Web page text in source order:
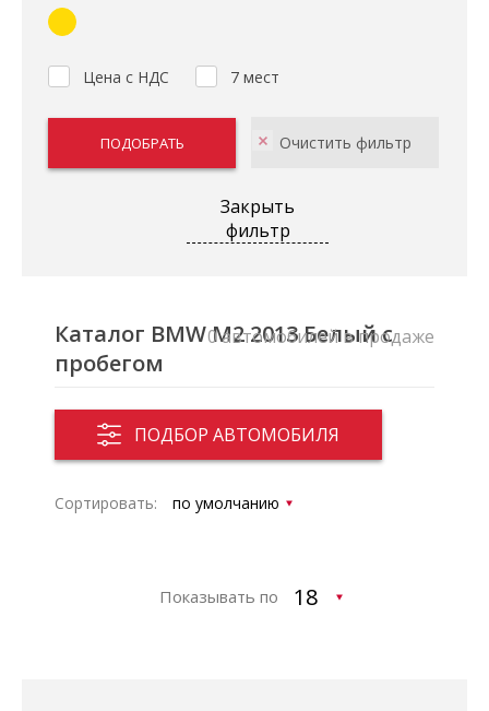
Цена с НДС 7 мест
Закрыть
фильтр
Каталог BMW M2 2013 Белый с
пробегом
ПОДБОР АВТОМОБИЛЯ
0 автомобилей в продаже
Сортировать:
Показывать по